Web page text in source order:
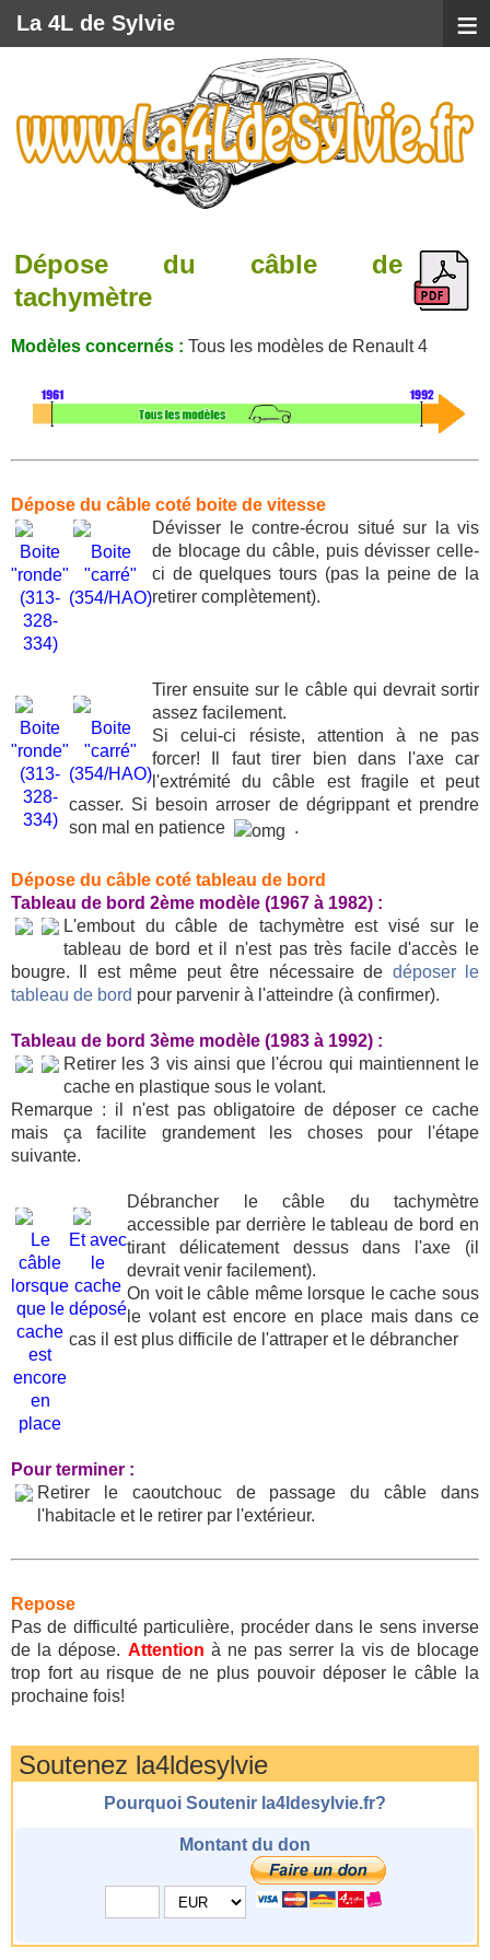
Dépose du câble de
tachymètre
Modèles concernés : Tous les modèles de Renault 4
Dépose du câble coté boite de vitesse
Boite
"ronde"
(313-
328-
334)
Boite
"carré"
(354/HAO)
Dévisser le contre-écrou situé sur la vis
de blocage du câble, puis dévisser celle-
ci de quelques tours (pas la peine de la
retirer complètement).
Boite
"ronde"
(313-
328-
334)
Boite
"carré"
(354/HAO)
Tirer ensuite sur le câble qui devrait sortir
assez facilement.
Si celui-ci résiste, attention à ne pas
forcer! Il faut tirer bien dans l'axe car
l'extrémité du câble est fragile et peut
casser. Si besoin arroser de dégrippant et prendre
son mal en patience
.
Dépose du câble coté tableau de bord
Tableau de bord 2ème modèle (1967 à 1982) :
L'embout du câble de tachymètre est visé sur le
tableau de bord et il n'est pas très facile d'accès le
bougre. Il est même peut être nécessaire de déposer le
tableau de bord pour parvenir à l'atteindre (à confirmer).
Tableau de bord 3ème modèle (1983 à 1992) :
Retirer les 3 vis ainsi que l'écrou qui maintiennent le
cache en plastique sous le volant.
Remarque : il n'est pas obligatoire de déposer ce cache
mais ça facilite grandement les choses pour l'étape
suivante.
Le
câble
lorsque
que le
cache
est
encore
en
place
Et avec
le
cache
déposé
Débrancher le câble du tachymètre
accessible par derrière le tableau de bord en
tirant délicatement dessus dans l'axe (il
devrait venir facilement).
On voit le câble même lorsque le cache sous
le volant est encore en place mais dans ce
cas il est plus difficile de l'attraper et le débrancher
Pour terminer :
Retirer le caoutchouc de passage du câble dans
l'habitacle et le retirer par l'extérieur.
Repose
Pas de difficulté particulière, procéder dans le sens inverse
de la dépose. Attention à ne pas serrer la vis de blocage
trop fort au risque de ne plus pouvoir déposer le câble la
prochaine fois!
Soutenez la4ldesylvie
Pourquoi Soutenir la4ldesylvie.fr?
Montant du don
La 4L de Sylvie ≡